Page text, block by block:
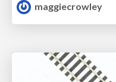
maggiecrowley